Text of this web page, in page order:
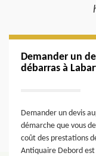
Demander un
débarras à
Demander un devis
démarche que vous
coût des prestations
Antiquaire Debord